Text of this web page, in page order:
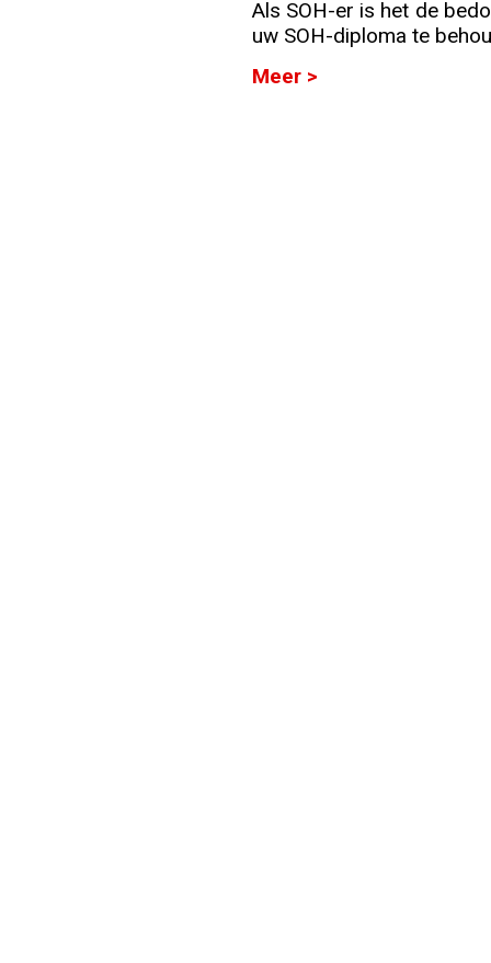
Als SOH-er is het de
uw SOH-diploma te
Meer >